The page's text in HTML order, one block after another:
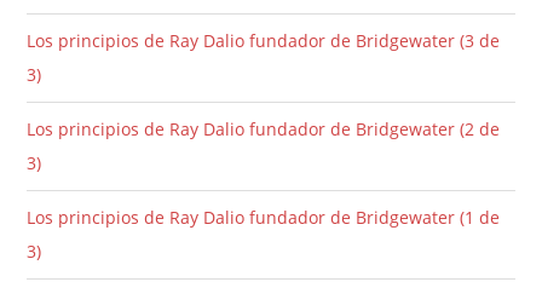
Los principios de Ray Dalio fundador de Bridgewater (3 de
3)
Los principios de Ray Dalio fundador de Bridgewater (2 de
3)
Los principios de Ray Dalio fundador de Bridgewater (1 de
3)